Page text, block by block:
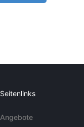
Seitenlinks
Angebote